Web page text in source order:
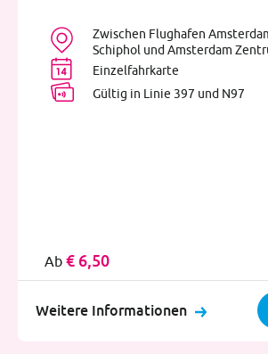
Zwischen Flughafen
Schiphol und Amsterdam
Einzelfahrkarte
Gültig in Linie 397 und N97
Ab € 6,50
Weitere Informationen